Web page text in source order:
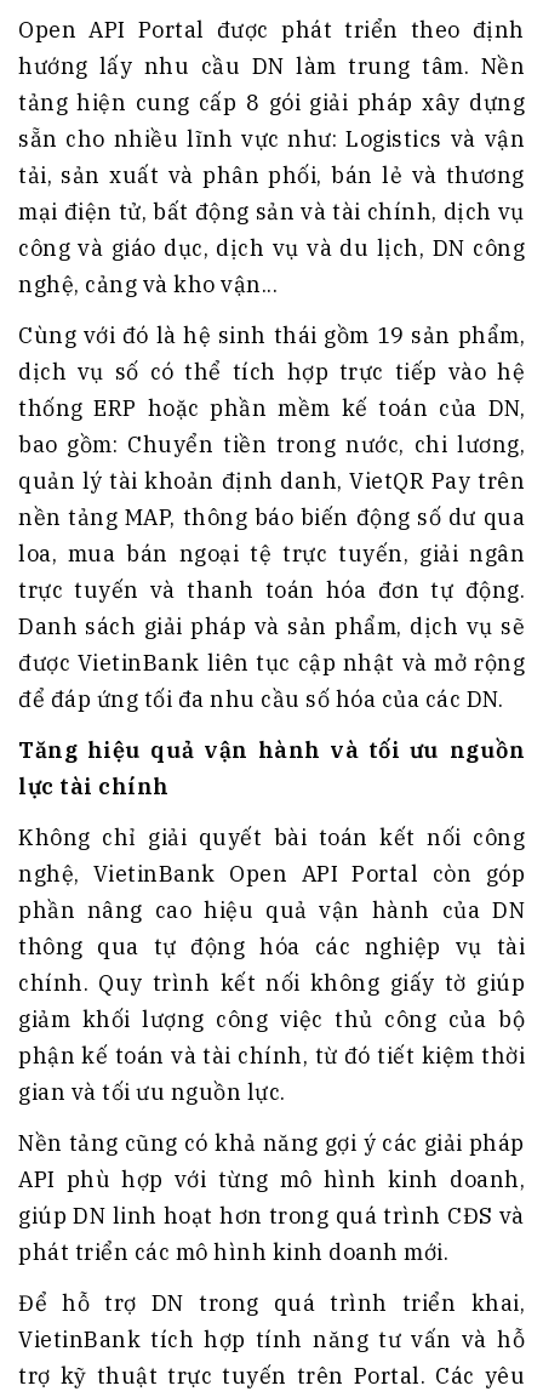
Open API Portal được phát triển theo định
hướng lấy nhu cầu DN làm trung tâm. Nền
tảng hiện cung cấp 8 gói giải pháp xây dựng
sẵn cho nhiều lĩnh vực như: Logistics và vận
tải, sản xuất và phân phối, bán lẻ và thương
mại điện tử, bất động sản và tài chính, dịch vụ
công và giáo dục, dịch vụ và du lịch, DN công
nghệ, cảng và kho vận...
Cùng với đó là hệ sinh thái gồm 19 sản phẩm,
dịch vụ số có thể tích hợp trực tiếp vào hệ
thống ERP hoặc phần mềm kế toán của DN,
bao gồm: Chuyển tiền trong nước, chi lương,
quản lý tài khoản định danh, VietQR Pay trên
nền tảng MAP, thông báo biến động số dư qua
loa, mua bán ngoại tệ trực tuyến, giải ngân
trực tuyến và thanh toán hóa đơn tự động.
Danh sách giải pháp và sản phẩm, dịch vụ sẽ
được VietinBank liên tục cập nhật và mở rộng
để đáp ứng tối đa nhu cầu số hóa của các DN.
Tăng hiệu quả vận hành và tối ưu nguồn
lực tài chính
Không chỉ giải quyết bài toán kết nối công
nghệ, VietinBank Open API Portal còn góp
phần nâng cao hiệu quả vận hành của DN
thông qua tự động hóa các nghiệp vụ tài
chính. Quy trình kết nối không giấy tờ giúp
giảm khối lượng công việc thủ công của bộ
phận kế toán và tài chính, từ đó tiết kiệm thời
gian và tối ưu nguồn lực.
Nền tảng cũng có khả năng gợi ý các giải pháp
API phù hợp với từng mô hình kinh doanh,
giúp DN linh hoạt hơn trong quá trình CĐS và
phát triển các mô hình kinh doanh mới.
Để hỗ trợ DN trong quá trình triển khai,
VietinBank tích hợp tính năng tư vấn và hỗ
trợ kỹ thuật trực tuyến trên Portal. Các yêu